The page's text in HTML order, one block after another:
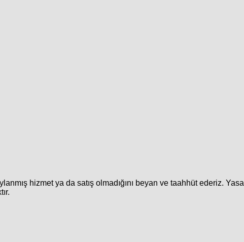
hizmet ya da satış olmadığını beyan ve taahhüt ederiz. Yasal